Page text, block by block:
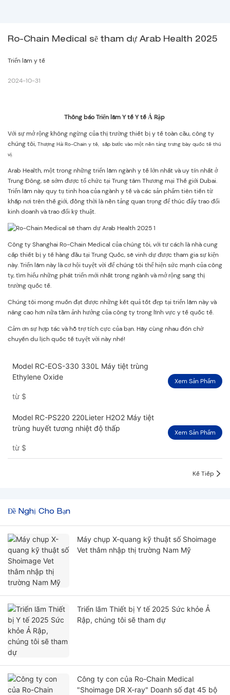
Ro-Chain Medical sẽ tham dự Arab Health 2025
Triển lãm y tế
2024-10-31
Thông báo Triển lãm Y tế Y tế Ả Rập
Với sự mở rộng không ngừng của thị trường thiết bị y tế toàn cầu, công ty
chúng tôi, Thượng Hải Ro-Chain y tế, sắp bước vào một nền tảng trưng bày quốc tế thú
vị.
Arab Health, một trong những triển lãm ngành y tế lớn nhất và uy tín nhất ở
Trung Đông, sẽ sớm được tổ chức tại Trung tâm Thương mại Thế giới Dubai.
Triển lãm này quy tụ tinh hoa của ngành y tế và các sản phẩm tiên tiến từ
khắp nơi trên thế giới, đồng thời là nền tảng quan trọng để thúc đẩy trao đổi
kinh doanh và trao đổi kỹ thuật.
Công ty Shanghai Ro-Chain Medical của chúng tôi, với tư cách là nhà cung
cấp thiết bị y tế hàng đầu tại Trung Quốc, sẽ vinh dự được tham gia sự kiện
này. Triển lãm này là cơ hội tuyệt vời để chúng tôi thể hiện sức mạnh của công
ty, tìm hiểu những phát triển mới nhất trong ngành và mở rộng sang thị
trường quốc tế.
Chúng tôi mong muốn đạt được những kết quả tốt đẹp tại triển lãm này và
nâng cao hơn nữa tầm ảnh hưởng của công ty trong lĩnh vực y tế quốc tế.
Cảm ơn sự hợp tác và hỗ trợ tích cực của bạn. Hãy cùng nhau đón chờ
chuyến du lịch quốc tế tuyệt vời này nhé!
Model RC-EOS-330 330L Máy tiệt trùng
Ethylene Oxide
từ $
Xem Sản Phẩm
Model RC-PS220 220Lieter H2O2 Máy tiệt
trùng huyết tương nhiệt độ thấp
từ $
Xem Sản Phẩm
Kế Tiếp
Đề Nghị Cho Bạn
Máy chụp X-quang kỹ thuật số Shoimage
Vet thâm nhập thị trường Nam Mỹ
Triển lãm Thiết bị Y tế 2025 Sức khỏe Ả
Rập, chúng tôi sẽ tham dự
Công ty con của Ro-Chain Medical
"Shoimage DR X-ray" Doanh số đạt 45 bộ